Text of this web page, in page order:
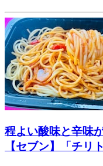
程よい酸味と辛味
【セブン】「チリ